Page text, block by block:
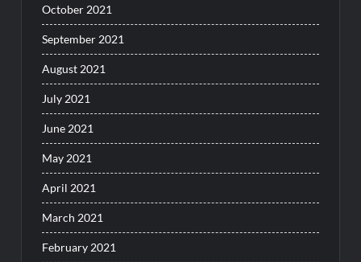
October 2021
September 2021
August 2021
July 2021
June 2021
May 2021
April 2021
March 2021
February 2021